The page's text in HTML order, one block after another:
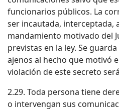
funcionarios públicos. La
ser incautada, interceptada,
mandamiento motivado del
previstas en la ley. Se
ajenos al hecho que motivó
violación de este secreto
2.29. Toda persona tiene
o intervengan sus